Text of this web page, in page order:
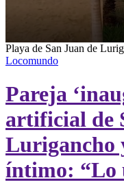
0
seconds
of
seconds
Playa de San Juan de
Locomundo
Pareja
artificial de
Lurigancho
íntimo: “Lo